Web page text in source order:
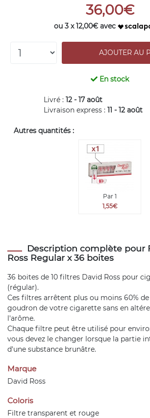
36,00€
ou 3 x 12,00€ avec
En stock
Livré : 12 - 17 août
Livraison express : 11 - 12 août
Autres quantités :
Par 1
1,55€
Description complète pour
Ross Regular x 36 boites
36 boites de 10 filtres David Ross pour
(régular).
Ces filtres arrêtent plus ou moins 60%
goudron de votre cigarette sans en
l'arôme.
Chaque filtre peut être utilisé pour
vous devez le changer lorsque la partie
d'une substance brunâtre.
Marque
David Ross
Coloris
Filtre transparent et rouge